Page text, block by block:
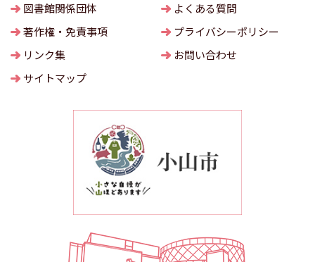
図書館関係団体
よくある質問
著作権・免責事項
プライバシーポリシー
リンク集
お問い合わせ
サイトマップ